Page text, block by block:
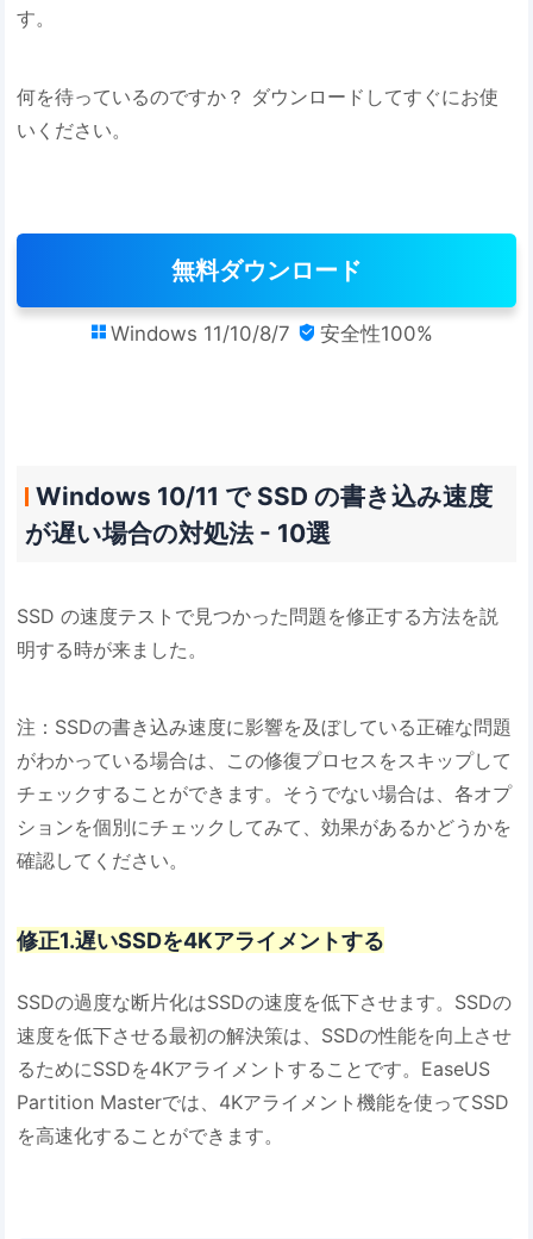
す。
何を待っているのですか？ ダウンロードしてすぐにお使
いください。
無料ダウンロード
 Windows 11/10/8/7  安全性100%
Windows 10/11 で SSD の書き込み速度
が遅い場合の対処法 - 10選
SSD の速度テストで見つかった問題を修正する方法を説
明する時が来ました。
注：SSDの書き込み速度に影響を及ぼしている正確な問題
がわかっている場合は、この修復プロセスをスキップして
チェックすることができます。そうでない場合は、各オプ
ションを個別にチェックしてみて、効果があるかどうかを
確認してください。
修正1.遅いSSDを4Kアライメントする
SSDの過度な断片化はSSDの速度を低下させます。SSDの
速度を低下させる最初の解決策は、SSDの性能を向上させ
るためにSSDを4Kアライメントすることです。EaseUS
Partition Masterでは、4Kアライメント機能を使ってSSD
を高速化することができます。